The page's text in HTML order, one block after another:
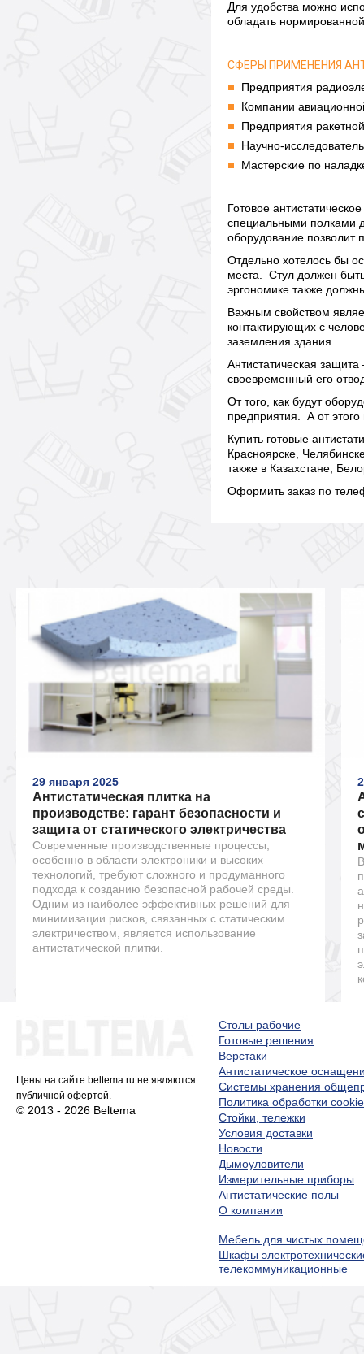
Для удобства можно
обладать
СФЕРЫ ПРИМЕНЕНИЯ
Предприятия
Компании
Предприятия
Научно-
Мастерские по
Готовое
специальными полками
оборудование позволит
Отдельно хотелось бы
места. Стул должен
эргономике также
Важным свойством
контактирующих с
заземления здания.
Антистатическая
своевременный его
От того, как будут
предприятия. А от
Купить готовые
Красноярске,
также в Казахстане,
Оформить заказ по
29 января 2025
Антистатическая плитка на
производстве: гарант безопасности и
защита от статического электричества
Современные производственные процессы,
особенно в области электроники и высоких
технологий, требуют сложного и продуманного
подхода к созданию безопасной рабочей среды.
Одним из наиболее эффективных решений для
минимизации рисков, связанных с статическим
электричеством, является использование
антистатической плитки.
Цены на сайте beltema.ru не являются
публичной офертой.
© 2013 - 2026 Beltema
Столы рабочие
Готовые решения
Верстаки
Антистатическое
Системы хранения
Политика обработки cookie
Стойки, тележки
Условия доставки
Новости
Дымоуловители
Измерительные приборы
Антистатические полы
О компании
Мебель для чистых
Шкафы
телекоммуникационные